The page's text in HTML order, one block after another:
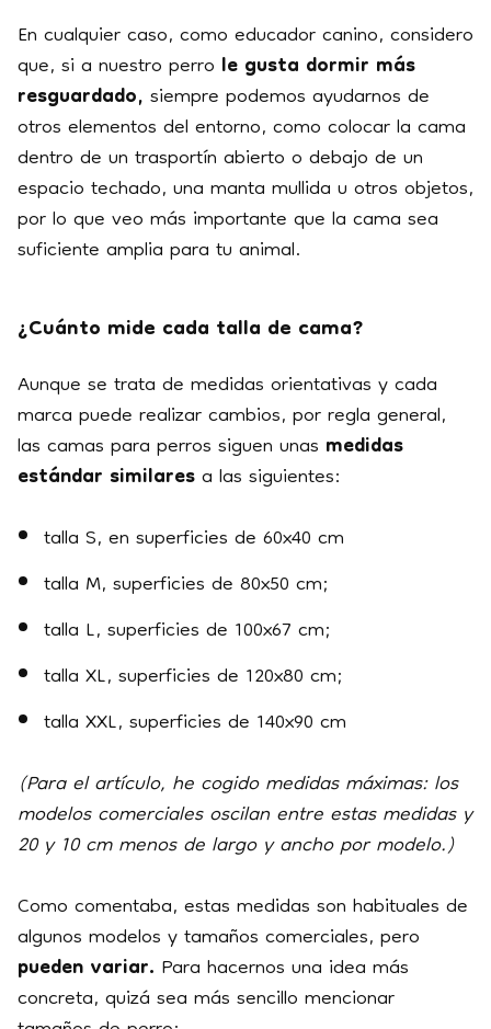
En cualquier caso, como educador canino, considero
que, si a nuestro perrole gusta dormir más
resguardado,siempre podemos ayudarnos de
otros elementos del entorno, como colocar la cama
dentro de un trasportín abierto o debajo de un
espacio techado, una manta mullida u otros objetos,
por lo que veo más importante que la cama sea
suficiente amplia para tu animal.
¿Cuánto mide cada talla de cama?
Aunque se trata de medidas orientativas y cada
marca puede realizar cambios, por regla general,
las camas para perros siguen unasmedidas
estándar similaresa las siguientes:
talla S, en superficies de 60x40 cm
talla M, superficies de 80x50 cm;
talla L, superficies de 100x67 cm;
talla XL, superficies de 120x80 cm;
talla XXL, superficies de 140x90 cm
(Para el artículo, he cogido medidas máximas: los
modelos comerciales oscilan entre estas medidas y
20 y 10 cm menos de largo y ancho por modelo.)
Como comentaba, estas medidas son habituales de
algunos modelos y tamaños comerciales, pero
pueden variar.Para hacernos una idea más
concreta, quizá sea más sencillo mencionar